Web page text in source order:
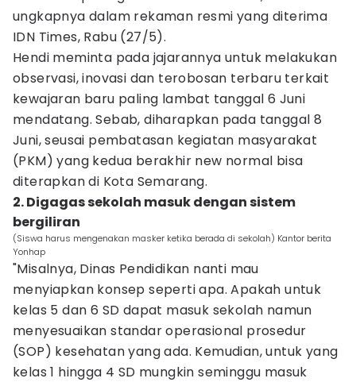
ungkapnya dalam rekaman resmi yang diterima
IDN Times, Rabu (27/5).
Hendi meminta pada jajarannya untuk melakukan
observasi, inovasi dan terobosan terbaru terkait
kewajaran baru paling lambat tanggal 6 Juni
mendatang. Sebab, diharapkan pada tanggal 8
Juni, seusai pembatasan kegiatan masyarakat
(PKM) yang kedua berakhir new normal bisa
diterapkan di Kota Semarang.
2. Digagas sekolah masuk dengan sistem
bergiliran
(Siswa harus mengenakan masker ketika berada di sekolah) Kantor berita
Yonhap
"Misalnya, Dinas Pendidikan nanti mau
menyiapkan konsep seperti apa. Apakah untuk
kelas 5 dan 6 SD dapat masuk sekolah namun
menyesuaikan standar operasional prosedur
(SOP) kesehatan yang ada. Kemudian, untuk yang
kelas 1 hingga 4 SD mungkin seminggu masuk